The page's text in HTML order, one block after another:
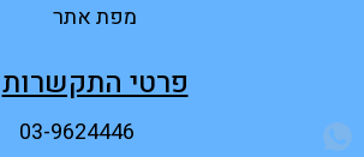
מפת אתר
פרטי התקשרות
03-9624446